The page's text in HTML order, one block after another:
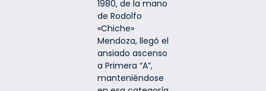
1980, de la mano
de Rodolfo
«Chiche»
Mendoza, llegó el
ansiado ascenso
a Primera “A”,
manteniéndose